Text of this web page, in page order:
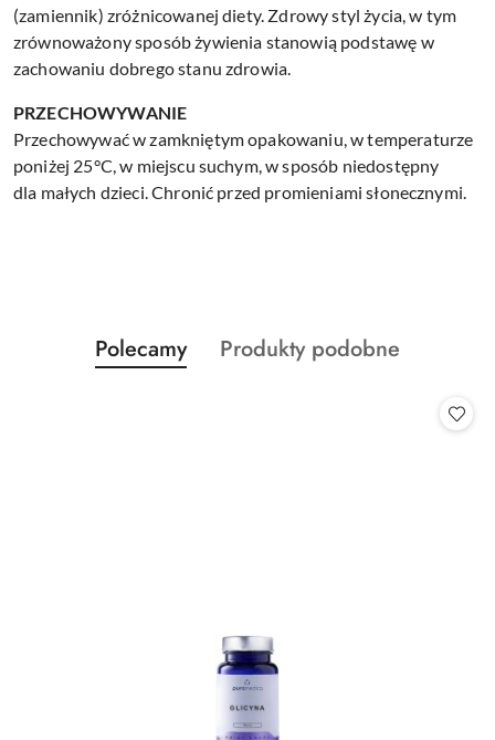
(zamiennik) zróżnicowanej diety. Zdrowy styl życia, w tym
zrównoważony sposób żywienia stanowią podstawę w
zachowaniu dobrego stanu zdrowia.
PRZECHOWYWANIE
Przechowywać w zamkniętym opakowaniu, w temperaturze
poniżej 25°C, w miejscu suchym, w sposób niedostępny
dla małych dzieci. Chronić przed promieniami słonecznymi.
Pomiń karuzelę produktów
Produkty
o
Polecamy
Produkty
Produkty podobne